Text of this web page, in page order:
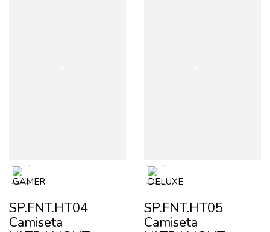
SP.FNT.HT04
Camiseta
SP.FNT.HT05
Camiseta